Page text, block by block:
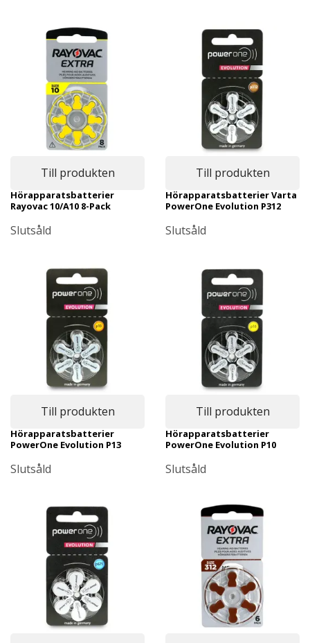
Till produkten
Hörapparatsbatterier
Rayovac 10/A10 8-Pack
Slutsåld
Till produkten
Hörapparatsbatterier Varta
PowerOne Evolution P312
Slutsåld
Till produkten
Hörapparatsbatterier
PowerOne Evolution P13
Slutsåld
Till produkten
Hörapparatsbatterier
PowerOne Evolution P10
Slutsåld